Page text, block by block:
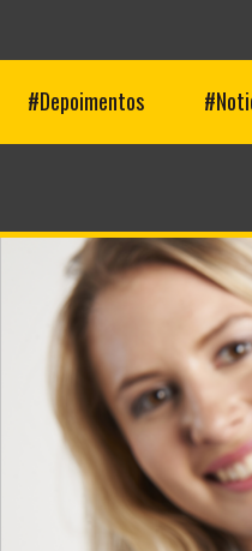
#Depoimentos